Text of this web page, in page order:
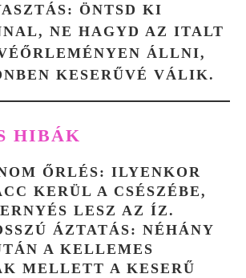
ÖNTSD KI
NE HAGYD AZ ITALT
ÁLLNI,
KESERŰVÉ VÁLIK.
HIBÁK
ŐRLÉS: ILYENKOR
KERÜL A CSÉSZÉBE,
LESZ AZ ÍZ.
ÁZTATÁS: NÉHÁNY
A KELLEMES
MELLETT A KESERŰ